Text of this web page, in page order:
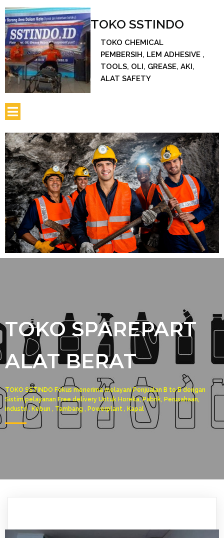
TOKO SSTINDO
TOKO CHEMICAL
PEMBERSIH, LEM ADHESIVE ,
TOOLS, OLI, GREASE, AKI,
ALAT SAFETY
TOKO SPAREPART
ALAT BERAT
TOKO SSTINDO Fokus menerima melayani Penjualan B to B dengan
Sistim pelayanan Free delivery Untuk Horeka, Pabrik, Perusahaan,
industri , Kebun , Tambang , Powerplant , Kapal